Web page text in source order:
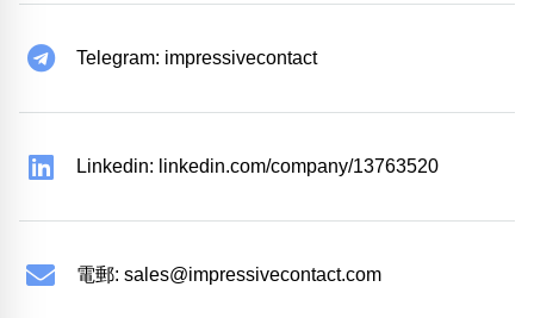
Telegram: impressivecontact
Linkedin: linkedin.com/company/13763520
電郵: sales@impressivecontact.com